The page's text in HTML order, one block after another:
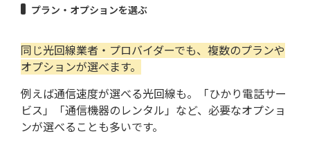
プラン・オプションを選ぶ
同じ光回線業者・プロバイダーでも、複数のプランや
オプションが選べます。
例えば通信速度が選べる光回線も。「ひかり電話サー
ビス」「通信機器のレンタル」など、必要なオプショ
ンが選べることも多いです。